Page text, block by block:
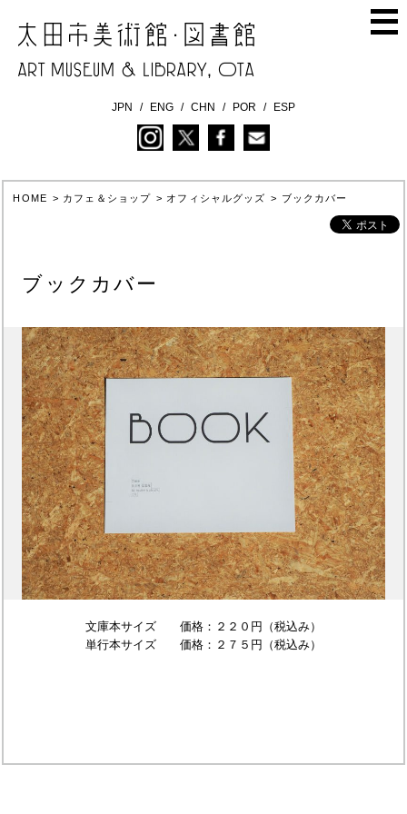
JPN ENG CHN POR ESP
HOME > カフェ＆ショップ > オフィシャルグッズ > ブックカバー
ブックカバー
文庫本サイズ 価格：２２０円（税込み）
単行本サイズ 価格：２７５円（税込み）